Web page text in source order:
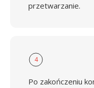
przetwarzanie.
4
Po zakończeniu